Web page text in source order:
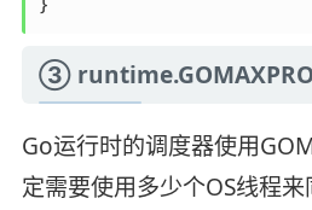
③
Go运行时的调度器使用
定需要使用多少个OS线程